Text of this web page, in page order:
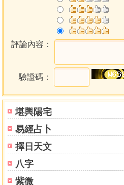
堪輿陽宅
易經占卜
擇日天文
八字
紫微
仙命分金實際圖解
六十甲子仙命分金速查圖
甲戌
甲辰
甲寅
乙丑
乙亥
乙酉
乙未
乙巳
乙卯
丙寅
評論內容：
驗證碼：